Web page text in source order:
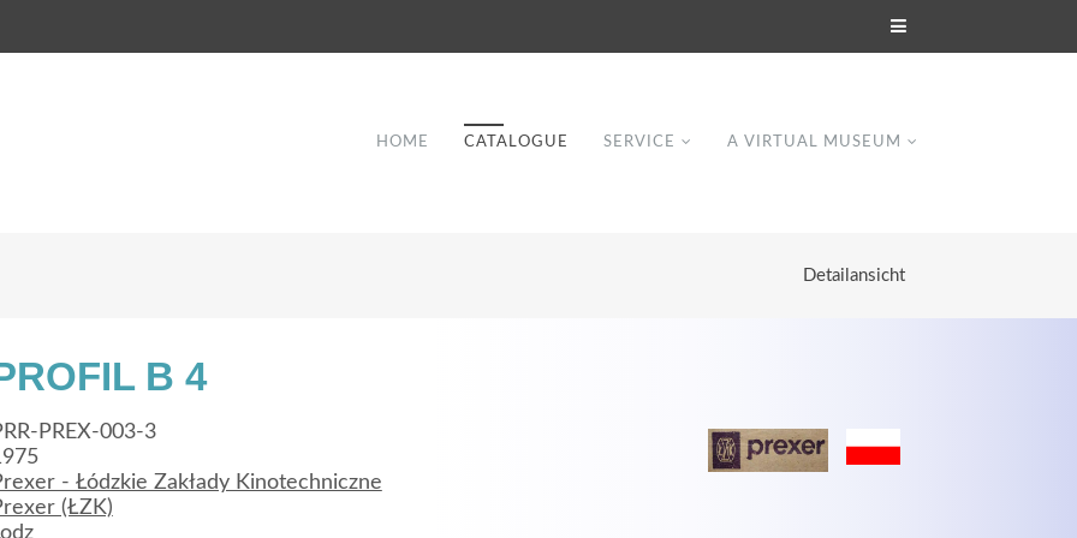
HOME CATALOGUE SERVICE A VIRTUAL MUSEUM
Detailansicht
B 4
PREX-003-3
- Łódzkie Zakłady Kinotechniczne
(ŁZK)
adipiscing elit. Aenean commodo ligula eget
Lorem ipsum dolor sit amet, consectetuer